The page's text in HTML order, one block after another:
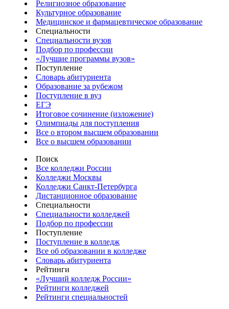
Религиозное образование
Культурное образование
Медицинское и фармацевтическое образование
Специальности
Специальности вузов
Подбор по профессии
«Лучшие программы вузов»
Поступление
Словарь абитуриента
Образование за рубежом
Поступление в вуз
ЕГЭ
Итоговое сочинение (изложение)
Олимпиады для поступления
Все о втором высшем образовании
Все о высшем образовании
Поиск
Все колледжи России
Колледжи Москвы
Колледжи Санкт-Петербурга
Дистанционное образование
Специальности
Специальности колледжей
Подбор по профессии
Поступление
Поступление в колледж
Все об образовании в колледже
Словарь абитуриента
Рейтинги
«Лучший колледж России»
Рейтинги колледжей
Рейтинги специальностей